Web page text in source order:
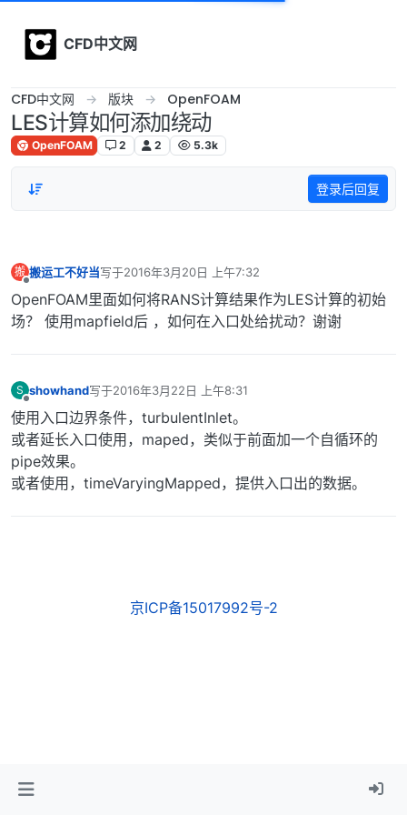
CFD中文网
CFD中文网 版块 OpenFOAM
LES计算如何添加绕动
OpenFOAM 2 2 5.3k
登录后回复
搬 搬运工不好当写于2016年3月20日 上午7:32
最后由 编辑
OpenFOAM里面如何将RANS计算结果作为LES计算的初始
场？ 使用mapfield后 ，如何在入口处给扰动？谢谢
S showhand写于2016年3月22日 上午8:31
最后由 编辑
使用入口边界条件，turbulentInlet。
或者延长入口使用，maped，类似于前面加一个自循环的
pipe效果。
或者使用，timeVaryingMapped，提供入口出的数据。
京ICP备15017992号-2